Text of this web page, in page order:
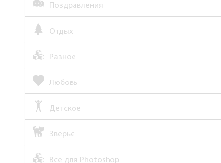
Поздравления
Отдых
Разное
Любовь
Детское
Зверьё
Все для Photoshop